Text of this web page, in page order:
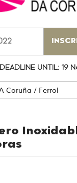
UNTIL: 19
Coruña / Ferrol